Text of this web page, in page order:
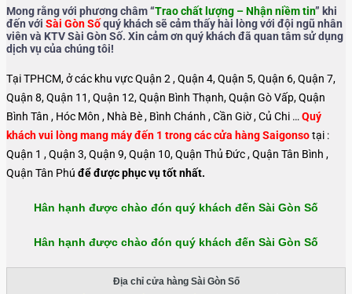
Mong rằng với phương châm “Trao chất lượng – Nhận niềm tin” khi
đến với Sài Gòn Sốquý khách sẽ cảm thấy hài lòng với đội ngũ nhân
viên và KTV Sài Gòn Số. Xin cảm ơn quý khách đã quan tâm sử dụng
dịch vụ của chúng tôi!
Tại TPHCM, ở các khu vực Quận 2 , Quận 4, Quận 5, Quận 6, Quận 7,
Quận 8, Quận 11, Quận 12, Quận Bình Thạnh, Quận Gò Vấp, Quận
Bình Tân , Hóc Môn , Nhà Bè , Bình Chánh , Cần Giờ , Củ Chi …Quý
khách vui lòng mang máy đến 1 trong các cửa hàng Saigonsotại :
Quận 1 , Quận 3, Quận 9, Quận 10, Quận Thủ Đức , Quận Tân Bình ,
Quận Tân Phú để được phục vụ tốt nhất.
Hân hạnh được chào đón quý khách đến Sài Gòn Số
Hân hạnh được chào đón quý khách đến Sài Gòn Số
Địa chỉ cửa hàng Sài Gòn Số